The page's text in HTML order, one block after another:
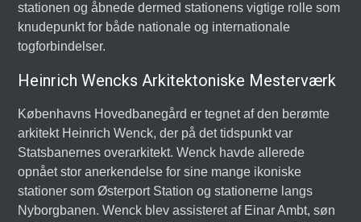
stationen og åbnede dermed stationens vigtige rolle som
knudepunkt for både nationale og internationale
togforbindelser.
Heinrich Wencks Arkitektoniske Mesterværk
Københavns Hovedbanegård er tegnet af den berømte
arkitekt Heinrich Wenck, der på det tidspunkt var
Statsbanernes overarkitekt. Wenck havde allerede
opnået stor anerkendelse for sine mange ikoniske
stationer som Østerport Station og stationerne langs
Nyborgbanen. Wenck blev assisteret af Einar Ambt, søn